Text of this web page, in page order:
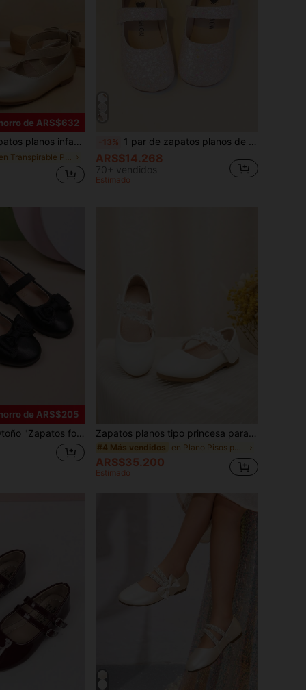
de ARS$632
estaciones, adecuados para uso diario, fiestas, escuela, viajes y otras ocasiones, se pueden combinar con vestidos -13% 1 par de zapatos planos de punta cuadrada para niñas, de material con brillo rosa, lindos y de moda, suaves, transpirables, ligeros y cómodos, para estudiantes de primaria y secundaria, para exteriores, todas las estaciones, viajes, fiestas, vacaciones y días festivos
ARS$14.268
70+ vendidos
Estimado
de ARS$205
planos y cómodos, adecuados para actuaciones escolares, bodas" "Zapatos elegantes para niñas" (Estampado de letras aleatorias en la plantilla) Zapatos planos tipo princesa para niños con encaje y flores de perlas, adecuados para primavera y otoño
#4 Más vendidos
ARS$35.200
Estimado